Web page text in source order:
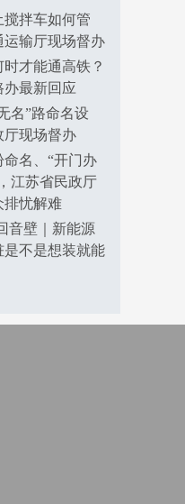
搅拌车如何管
运输厅现场督办
才能通高铁？
办最新回应
名”路命名设
厅现场督办
命名、“开门办
江苏省民政厅
排忧解难
音壁｜新能源
是不是想装就能